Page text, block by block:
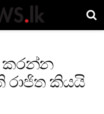
කරන්න
රාජිත කියයි